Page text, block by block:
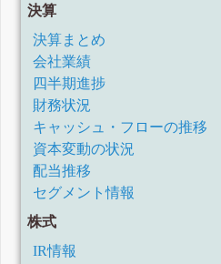
決算
決算まとめ
会社業績
四半期進捗
財務状況
キャッシュ・フローの推移
資本変動の状況
配当推移
セグメント情報
株式
IR情報